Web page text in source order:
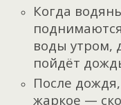
Когда
воды утром,
пойдёт
После
жаркое —